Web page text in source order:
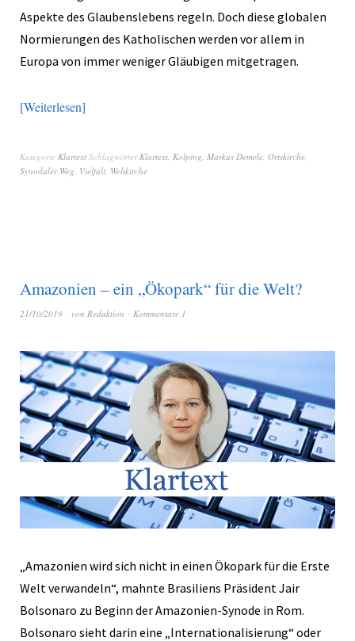
Aspekte des Glaubenslebens regeln. Doch diese globalen
Normierungen des Katholischen werden vor allem in
Europa von immer weniger Gläubigen mitgetragen.
Weiterlesen
Kategorie Klartext SchlagwörterKlartext, Kolping, Markus Demele, Ortskirche,
Synodaler Weg, Vielfalt, Weltkirche
Amazonien – ein „Ökopark“ für die Welt?
21/10/2019 von Redaktion Kommentare 1
„Amazonien wird sich nicht in einen Ökopark für die Erste
Welt verwandeln“, mahnte Brasiliens Präsident Jair
Bolsonaro zu Beginn der Amazonien-Synode in Rom.
Bolsonaro sieht darin eine „Internationalisierung“ oder